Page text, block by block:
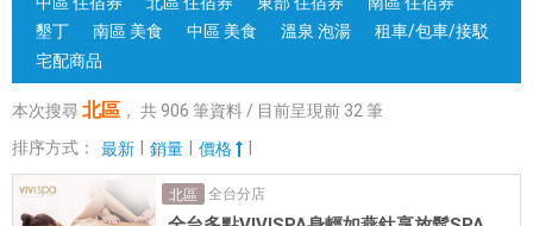
銷
各
國
體
墾丁
南區 美食 中區 美食 溫泉 泡湯
租車/包車/接駁
宅配商品
本次搜尋 北區 ， 共 906 筆資料 / 目前呈現前 32 筆
排序方式：
最新 銷量 價格
北區 全台分店